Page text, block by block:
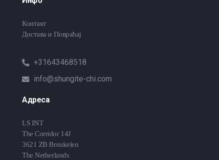
Контакт
Достава и Повраћај
+31643468518
info@shungite-chi.com
Адреса
LS INT
The Corridor 14J
3621 ZB Breukelen
The Netherlands